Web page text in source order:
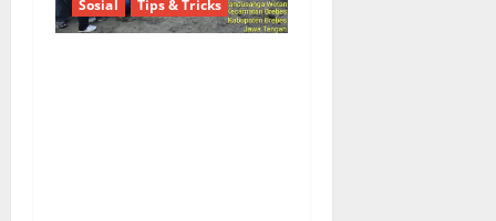
Sosial Tips & Tricks